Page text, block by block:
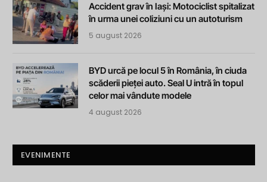
Accident grav în Iași: Motociclist spitalizat
în urma unei coliziuni cu un autoturism
5 august 2026
BYD urcă pe locul 5 în România, în ciuda
scăderii pieței auto. Seal U intră în topul
celor mai vândute modele
4 august 2026
EVENIMENTE